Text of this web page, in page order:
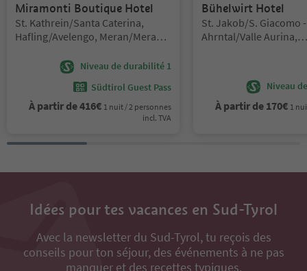
Miramonti Boutique Hotel
Emplacement:
St. Kathrein/Santa Caterina,
Hafling/Avelengo, Meran/Merano
Niveau de durabilité 1
Südtirol Guest Pass
À partir de416€ 1 nuit / 2 personnes
incl. TVA
Bühelwirt Hotel
Emplacement:
St. Jakob/S. Giacomo -
Ahrntal/Valle Aurina,
Niveau
À partir de 170€ 1
Idées pour tes vacances en Sud-Tyrol
Avec la newsletter du Sud-Tyrol, tu reçois des
conseils pour ton séjour, des événements à ne pas
manquer et des recettes typiques.